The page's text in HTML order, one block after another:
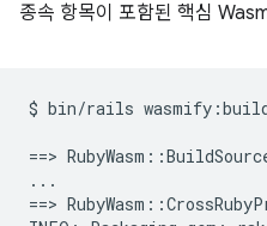
종속 항목이 포함된 핵심
$ bin/rails
==>
==>